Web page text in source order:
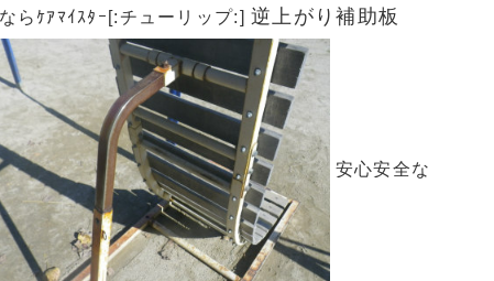
らｹｱﾏｲｽﾀｰ[:チューリップ:]逆上がり補助板
安心安全な